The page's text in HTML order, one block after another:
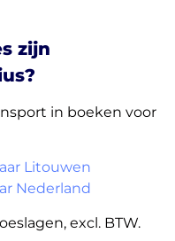
zijn
in boeken voor
Litouwen
Nederland
excl. BTW.